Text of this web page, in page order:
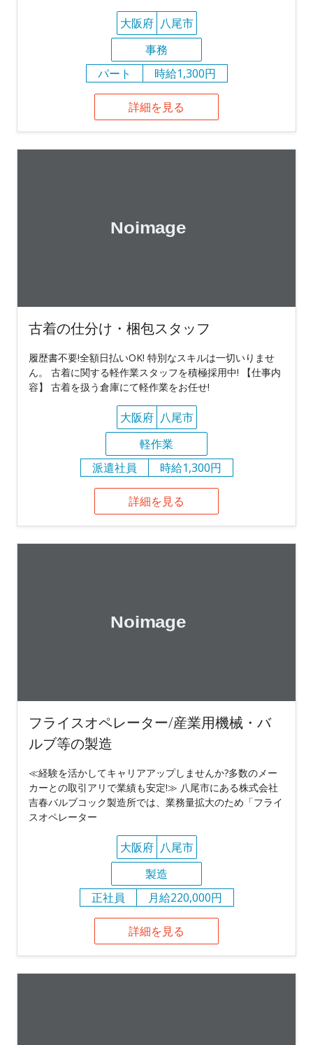
大阪府 八尾市
事務
パート
時給1,300円
詳細を見る
古着の仕分け・梱包スタッフ
履歴書不要!全額日払いOK! 特別なスキルは一切いりませ
ん。 古着に関する軽作業スタッフを積極採用中! 【仕事内
容】 古着を扱う倉庫にて軽作業をお任せ!
大阪府 八尾市
軽作業
派遣社員
時給1,300円
詳細を見る
フライスオペレーター/産業用機械・バ
ルブ等の製造
≪経験を活かしてキャリアアップしませんか?多数のメー
カーとの取引アリで業績も安定!≫ 八尾市にある株式会社
吉春バルブコック製造所では、業務量拡大のため「フライ
スオペレーター
大阪府 八尾市
製造
正社員
月給220,000円
詳細を見る